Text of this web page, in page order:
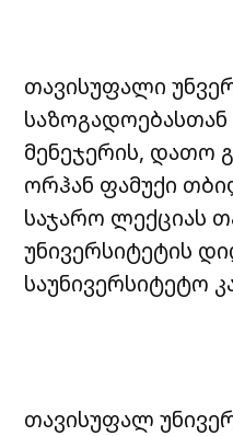
თავისუფალი
მენეჯერის, დათო
ორჰან ფამუქი
საჯარო ლექციას
უნივერსიტეტის
საუნივერსიტეტო
თავისუფალ